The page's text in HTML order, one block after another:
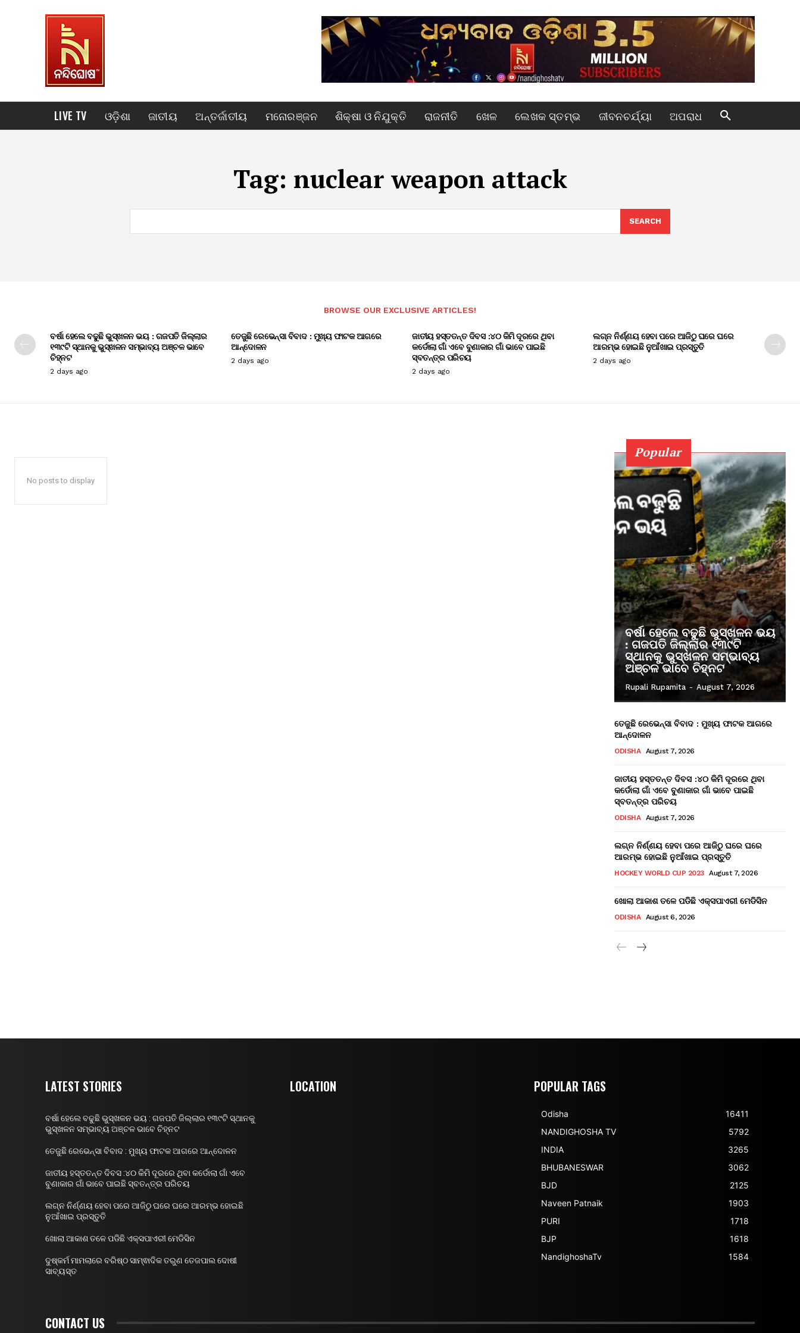
LIVE TV ଓଡ଼ିଶା ଜାତୀୟ ଅନ୍ତର୍ଜାତୀୟ ମନୋରଞ୍ଜନ ଶିକ୍ଷା ଓ ନିଯୁକ୍ତି ରାଜନୀତି ଖେଳ ଲେଖକ ସ୍ତମ୍ଭ ଜୀବନଚର୍ଯ୍ୟା ଅପରାଧ
Tag: nuclear weapon attack
SEARCH
BROWSE OUR EXCLUSIVE ARTICLES!
ବର୍ଷା ହେଲେ ବଢୁଛି ଭୁସ୍ଖଳନ ଭୟ : ଗଜପତି ଜିଲ୍ଲାର
୧୩୯ଟି ସ୍ଥାନକୁ ଭୁସ୍ଖଳନ ସମ୍ଭାବ୍ୟ ଅଞ୍ଚଳ ଭାବେ
ଚିହ୍ନଟ
2 days ago
ତେଜୁଛି ରେଭେନ୍ସା ବିବାଦ : ମୁଖ୍ୟ ଫାଟକ ଆଗରେ
ଆନ୍ଦୋଳନ
2 days ago
ଜାତୀୟ ହସ୍ତତନ୍ତ ଦିବସ :୪୦ କିମି ଦୂରରେ ଥିବା
କର୍ଡୋଲା ଗାଁ ଏବେ ବୁଣାକାର ଗାଁ ଭାବେ ପାଇଛି
ସ୍ବତନ୍ତ୍ର ପରିଚୟ
2 days ago
ଲଗ୍ନ ନିର୍ଣ୍ଣୟ ହେବା ପରେ ଆଜିଠୁ ଘରେ ଘରେ
ଆରମ୍ଭ ହୋଇଛି ନୁଆଁଖାଇ ପ୍ରସ୍ତୁତି
2 days ago
No posts to display
Popular
ବର୍ଷା ହେଲେ ବଢୁଛି ଭୁସ୍ଖଳନ ଭୟ
: ଗଜପତି ଜିଲ୍ଲାର ୧୩୯ଟି
ସ୍ଥାନକୁ ଭୁସ୍ଖଳନ ସମ୍ଭାବ୍ୟ
ଅଞ୍ଚଳ ଭାବେ ଚିହ୍ନଟ
Rupali Rupamita - August 7, 2026
ତେଜୁଛି ରେଭେନ୍ସା ବିବାଦ : ମୁଖ୍ୟ ଫାଟକ ଆଗରେ
ଆନ୍ଦୋଳନ
ODISHA August 7, 2026
ଜାତୀୟ ହସ୍ତତନ୍ତ ଦିବସ :୪୦ କିମି ଦୂରରେ ଥିବା
କର୍ଡୋଲା ଗାଁ ଏବେ ବୁଣାକାର ଗାଁ ଭାବେ ପାଇଛି
ସ୍ବତନ୍ତ୍ର ପରିଚୟ
ODISHA August 7, 2026
ଲଗ୍ନ ନିର୍ଣ୍ଣୟ ହେବା ପରେ ଆଜିଠୁ ଘରେ ଘରେ
ଆରମ୍ଭ ହୋଇଛି ନୁଆଁଖାଇ ପ୍ରସ୍ତୁତି
HOCKEY WORLD CUP 2023 August 7, 2026
ଖୋଲା ଆକାଶ ତଳେ ପଡିଛି ଏକ୍ସପାଏରୀ ମେଡିସିନ
ODISHA August 6, 2026
LATEST STORIES
ବର୍ଷା ହେଲେ ବଢୁଛି ଭୁସ୍ଖଳନ ଭୟ : ଗଜପତି ଜିଲ୍ଲାର ୧୩୯ଟି ସ୍ଥାନକୁ
ଭୁସ୍ଖଳନ ସମ୍ଭାବ୍ୟ ଅଞ୍ଚଳ ଭାବେ ଚିହ୍ନଟ
ତେଜୁଛି ରେଭେନ୍ସା ବିବାଦ : ମୁଖ୍ୟ ଫାଟକ ଆଗରେ ଆନ୍ଦୋଳନ
ଜାତୀୟ ହସ୍ତତନ୍ତ ଦିବସ :୪୦ କିମି ଦୂରରେ ଥିବା କର୍ଡୋଲା ଗାଁ ଏବେ
ବୁଣାକାର ଗାଁ ଭାବେ ପାଇଛି ସ୍ବତନ୍ତ୍ର ପରିଚୟ
ଲଗ୍ନ ନିର୍ଣ୍ଣୟ ହେବା ପରେ ଆଜିଠୁ ଘରେ ଘରେ ଆରମ୍ଭ ହୋଇଛି
ନୁଆଁଖାଇ ପ୍ରସ୍ତୁତି
ଖୋଲା ଆକାଶ ତଳେ ପଡିଛି ଏକ୍ସପାଏରୀ ମେଡିସିନ
ଦୁଷ୍କର୍ମ ମାମଲାରେ ବରିଷ୍ଠ ସାମ୍ଵାଦିକ ତରୁଣ ତେଜପାଲ ଦୋଷୀ
ସାବ୍ୟସ୍ତ
LOCATION POPULAR TAGS
Odisha
16411
NANDIGHOSHA TV
5792
INDIA
3265
BHUBANESWAR
3062
BJD
2125
Naveen Patnaik
1903
PURI
1718
BJP
1618
NandighoshaTv
1584
CONTACT US